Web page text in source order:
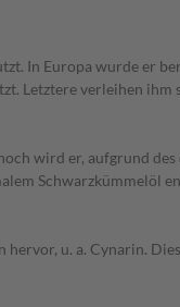
In Europa wurde er
Letztere verleihen ihm
wird er, aufgrund
Schwarzkümmelöl
u. a. Cynarin.